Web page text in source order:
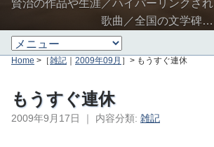
賢治の作品や生涯／ハイパーリンクさ
歌曲／全国の文学碑…
Home >［雑記 ｜ 2009年09月 ］> もうすぐ連休
もうすぐ連休
2009年9月17日 ｜ 内容分類: 雑記